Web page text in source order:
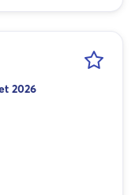
2026